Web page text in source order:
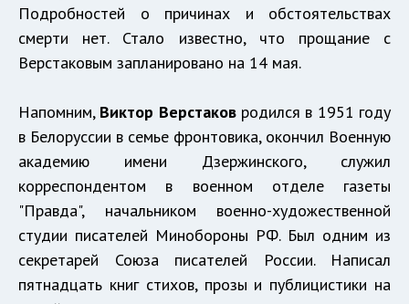
Подробностей о причинах и обстоятельствах
смерти нет. Стало известно, что прощание с
Верстаковым запланировано на 14 мая.
Напомним, Виктор Верстаковродился в 1951 году
в Белоруссии в семье фронтовика, окончил Военную
академию имени Дзержинского, служил
корреспондентом в военном отделе газеты
"Правда", начальником военно-художественной
студии писателей Минобороны РФ. Был одним из
секретарей Союза писателей России. Написал
пятнадцать книг стихов, прозы и публицистики на